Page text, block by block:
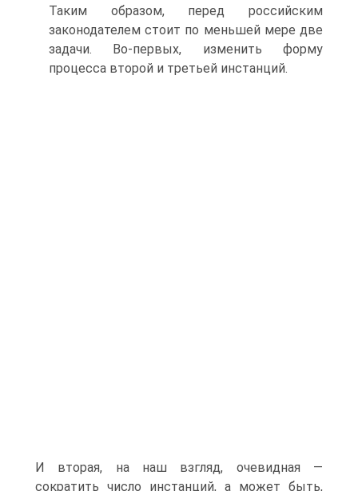
Таким образом, перед российским
законодателем стоит по меньшей мере две
задачи. Во-первых, изменить форму
процесса второй и третьей инстан­ций.
И вторая, на наш взгляд, очевидная —
сократить число инстанций, а может быть,